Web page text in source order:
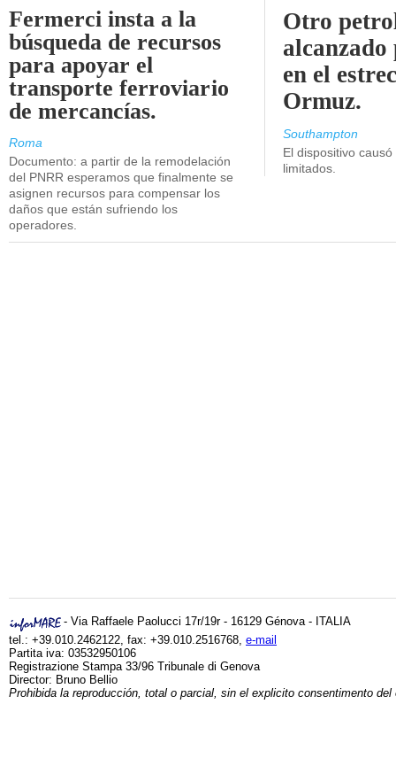
Fermerci insta a la
búsqueda de recursos
para apoyar el
transporte ferroviario
de mercancías.
Roma
Documento: a partir de la remodelación
del PNRR esperamos que finalmente se
asignen recursos para compensar los
daños que están sufriendo los
operadores.
Otro
en el
Ormuz.
Southampton
El dispositivo
limitados.
- Via Raffaele Paolucci 17r/19r - 16129 Génova - ITALIA
tel.: +39.010.2462122, fax: +39.010.2516768, e-mail
Partita iva: 03532950106
Registrazione Stampa 33/96 Tribunale di Genova
Director: Bruno Bellio
Prohibida la reproducción, total o parcial, sin el explicito consentimento del